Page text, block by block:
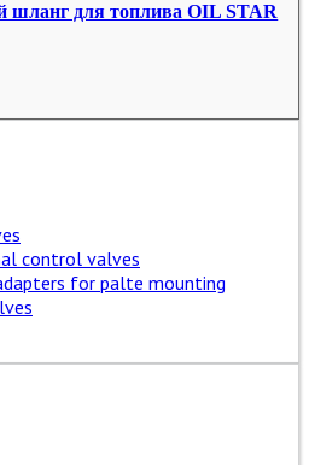
для топлива OIL STAR
control valves
for palte mounting